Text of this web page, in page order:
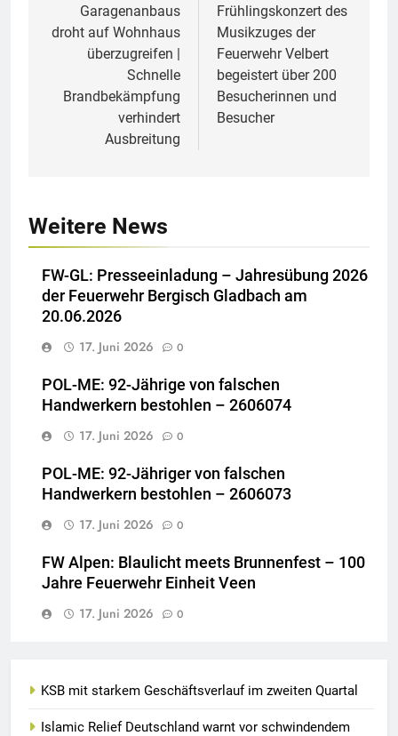
Garagenanbaus
droht auf Wohnhaus
überzugreifen |
Schnelle
Brandbekämpfung
verhindert
Ausbreitung
Frühlingskonzert des
Musikzuges der
Feuerwehr Velbert
begeistert über 200
Besucherinnen und
Besucher
Weitere News
FW-GL: Presseeinladung – Jahresübung 2026
der Feuerwehr Bergisch Gladbach am
20.06.2026
17. Juni 2026
0
POL-ME: 92-Jährige von falschen
Handwerkern bestohlen – 2606074
17. Juni 2026
0
POL-ME: 92-Jähriger von falschen
Handwerkern bestohlen – 2606073
17. Juni 2026
0
FW Alpen: Blaulicht meets Brunnenfest – 100
Jahre Feuerwehr Einheit Veen
17. Juni 2026
0
KSB mit starkem Geschäftsverlauf im zweiten Quartal
Islamic Relief Deutschland warnt vor schwindendem